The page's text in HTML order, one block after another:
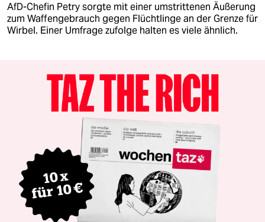
AfD-Chefin Petry sorgte mit einer umstrittenen Äußerung
zum Waffengebrauch gegen Flüchtlinge an der Grenze für
Wirbel. Einer Umfrage zufolge halten es viele ähnlich.